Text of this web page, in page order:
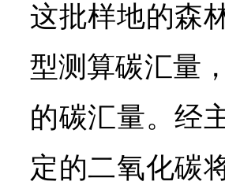
这批样地的森
型测算碳汇量
的碳汇量。经
定的二氧化碳